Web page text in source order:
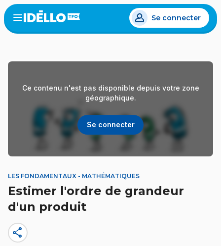
Aller
au
contenu
Open
menu
Se connecter
Ce contenu n'est pas disponible depuis votre zone
géographique.
Se connecter
LES FONDAMENTAUX - MATHÉMATIQUES
Estimer l'ordre de grandeur
d'un produit
share